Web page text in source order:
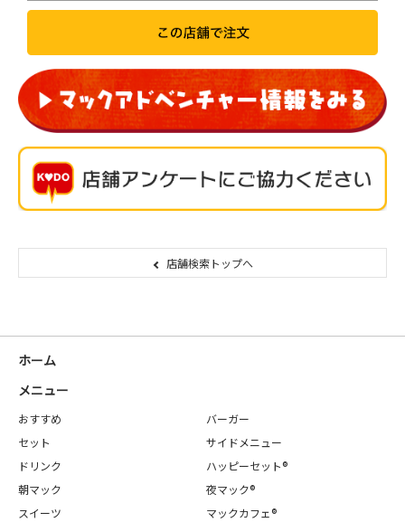
店舗検索トップへ
ホーム
メニュー
おすすめ
バーガー
セット
サイドメニュー
ドリンク
ハッピーセット®
朝マック
夜マック®
スイーツ
マックカフェ®